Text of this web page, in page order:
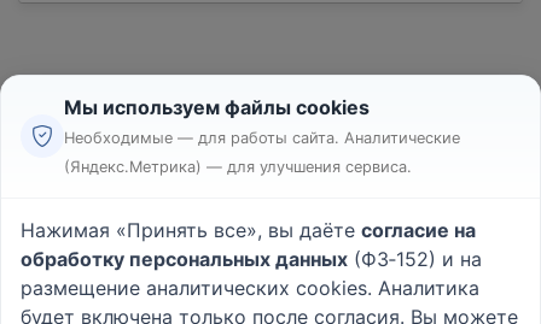
Реклама
Пользовательское соглашение
Политика конфиденциальности
Вопрос - Ответ|О проекте
Мы используем файлы cookies
Необходимые — для работы сайта. Аналитические
(Яндекс.Метрика) — для улучшения сервиса.
Нажимая «Принять все», вы даёте согласие на
обработку персональных данных (ФЗ‑152) и на
размещение аналитических cookies. Аналитика
будет включена только после согласия. Вы можете